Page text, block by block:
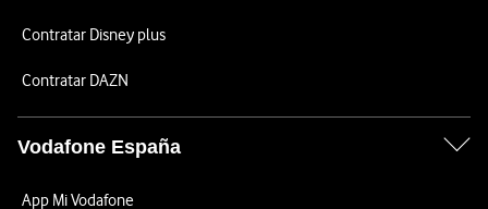
Contratar Disney plus
Contratar DAZN
Vodafone España
App Mi Vodafone